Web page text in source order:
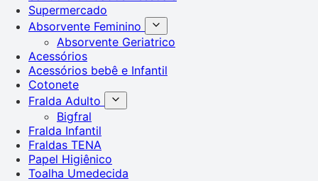
Supermercado
Absorvente Feminino
Absorvente Geriatrico
Acessórios
Acessórios bebê e Infantil
Cotonete
Fralda Adulto
Bigfral
Fralda Infantil
Fraldas TENA
Papel Higiênico
Toalha Umedecida